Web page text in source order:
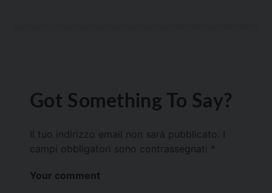
Got Something To Say?
Il tuo indirizzo email non sarà pubblicato.
campi obbligatori sono contrassegnati *
Your comment